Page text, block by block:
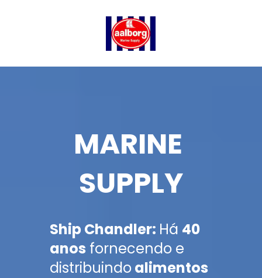
MARINE
SUPPLY
Ship Chandler: Há 40
anos fornecendo e
distribuindo alimentos